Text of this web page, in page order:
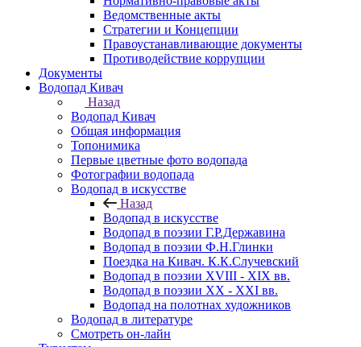
Ведомственные акты
Стратегии и Концепции
Правоустанавливающие документы
Противодействие коррупции
Документы
Водопад Кивач
Назад
Водопад Кивач
Общая информация
Топонимика
Первые цветные фото водопада
Фотографии водопада
Водопад в искусстве
Назад
Водопад в искусстве
Водопад в поэзии Г.Р.Державина
Водопад в поэзии Ф.Н.Глинки
Поездка на Кивач. К.К.Случевский
Водопад в поэзии XVIII - XIX вв.
Водопад в поэзии XX - XXI вв.
Водопад на полотнах художников
Водопад в литературе
Смотреть он-лайн